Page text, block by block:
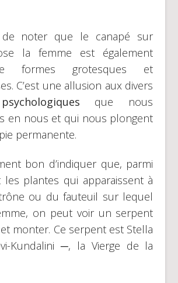
noter que le canapé sur
la femme est également
formes grotesques et
C’est une allusion aux divers
que nous
en nous et qui nous plongent
permanente.
bon d’indiquer que, parmi
plantes qui apparaissent à
ou du fauteuil sur lequel
on peut voir un serpent
monter. Ce serpent est Stella
Kundalini ─, la Vierge de la